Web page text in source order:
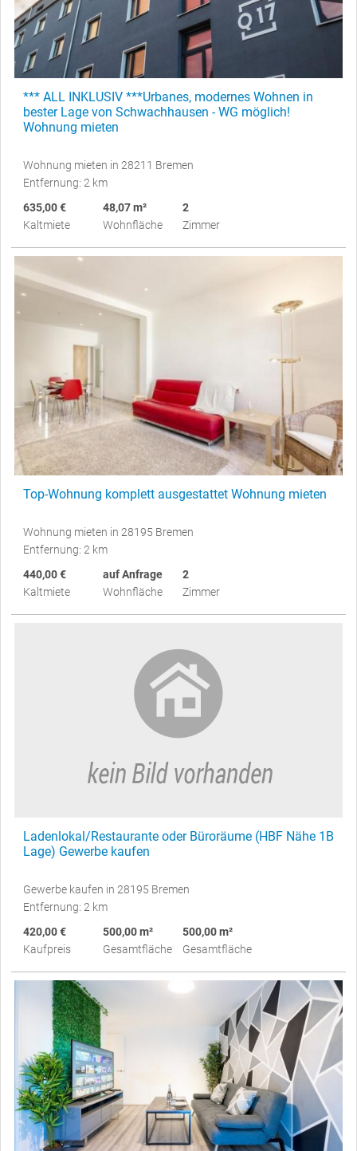
*** ALL INKLUSIV ***Urbanes, modernes Wohnen in
bester Lage von Schwachhausen - WG möglich!
Wohnung mieten
Wohnung mieten in 28211 Bremen
Entfernung: 2 km
635,00 €
Kaltmiete
48,07 m²
Wohnfläche
2
Zimmer
Top-Wohnung komplett ausgestattet Wohnung mieten
Wohnung mieten in 28195 Bremen
Entfernung: 2 km
440,00 €
Kaltmiete
auf Anfrage
Wohnfläche
2
Zimmer
Ladenlokal/Restaurante oder Büroräume (HBF Nähe 1B
Lage) Gewerbe kaufen
Gewerbe kaufen in 28195 Bremen
Entfernung: 2 km
420,00 €
Kaufpreis
500,00 m²
Gesamtfläche
500,00 m²
Gesamtfläche